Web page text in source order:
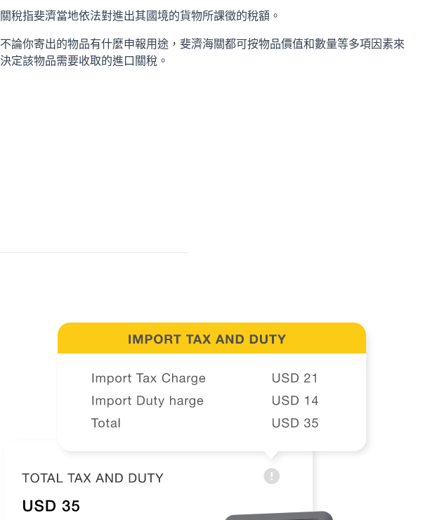
關稅指斐濟當地依法對進出其國境的貨物所課徵的稅額。
不論你寄出的物品有什麼申報用途，斐濟海關都可按物品價值和數量等多項因素來
決定該物品需要收取的進口關稅。